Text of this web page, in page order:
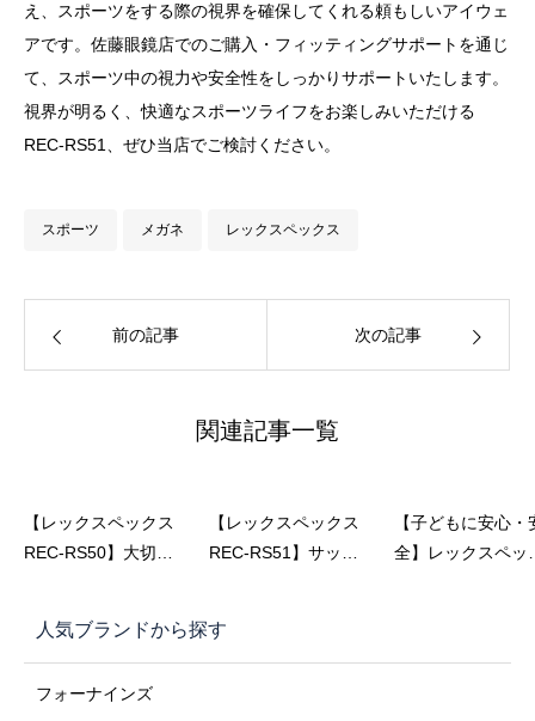
え、スポーツをする際の視界を確保してくれる頼もしいアイウェ
アです。佐藤眼鏡店でのご購入・フィッティングサポートを通じ
て、スポーツ中の視力や安全性をしっかりサポートいたします。
視界が明るく、快適なスポーツライフをお楽しみいただける
REC-RS51、ぜひ当店でご検討ください。
スポーツ メガネ レックスペックス
前の記事 次の記事
関連記事一覧
【レックスペックス
REC-RS50】大切な
ネ｜佐藤眼鏡店・福
【レックスペックス
REC-RS51】サッカ
グル｜佐藤眼鏡店・
【子どもに安心・
全】レックスペッ
人気ブランドから探す
フォーナインズ